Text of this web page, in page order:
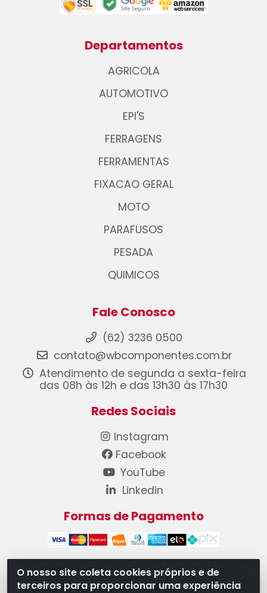
O nosso site coleta cookies próprios e de
terceiros para proporcionar uma experiência
Departamentos
AGRICOLA
AUTOMOTIVO
EPI'S
FERRAGENS
FERRAMENTAS
FIXACAO GERAL
MOTO
PARAFUSOS
PESADA
QUIMICOS
Fale Conosco
(62) 3236 0500
contato@wbcomponentes.com.br
Atendimento de segunda a sexta-feira
das 08h às 12h e das 13h30 às 17h30
Redes Sociais
Instagram
Facebook
YouTube
Linkedin
Formas de Pagamento
WB Componentes Automotivos LTDA - CNPJ